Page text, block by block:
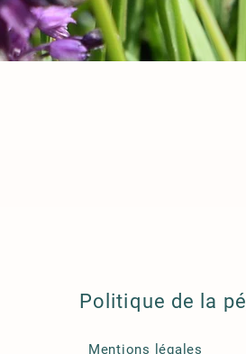
Politique de la
Mentions légales